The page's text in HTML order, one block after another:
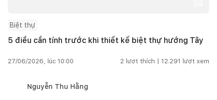
Biệt thự
5 điều cần tính trước khi thiết kế biệt thự hướng Tây
27/06/2026, lúc 10:00 2 lượt thích | 12.291 lượt xem
Nguyễn Thu Hằng